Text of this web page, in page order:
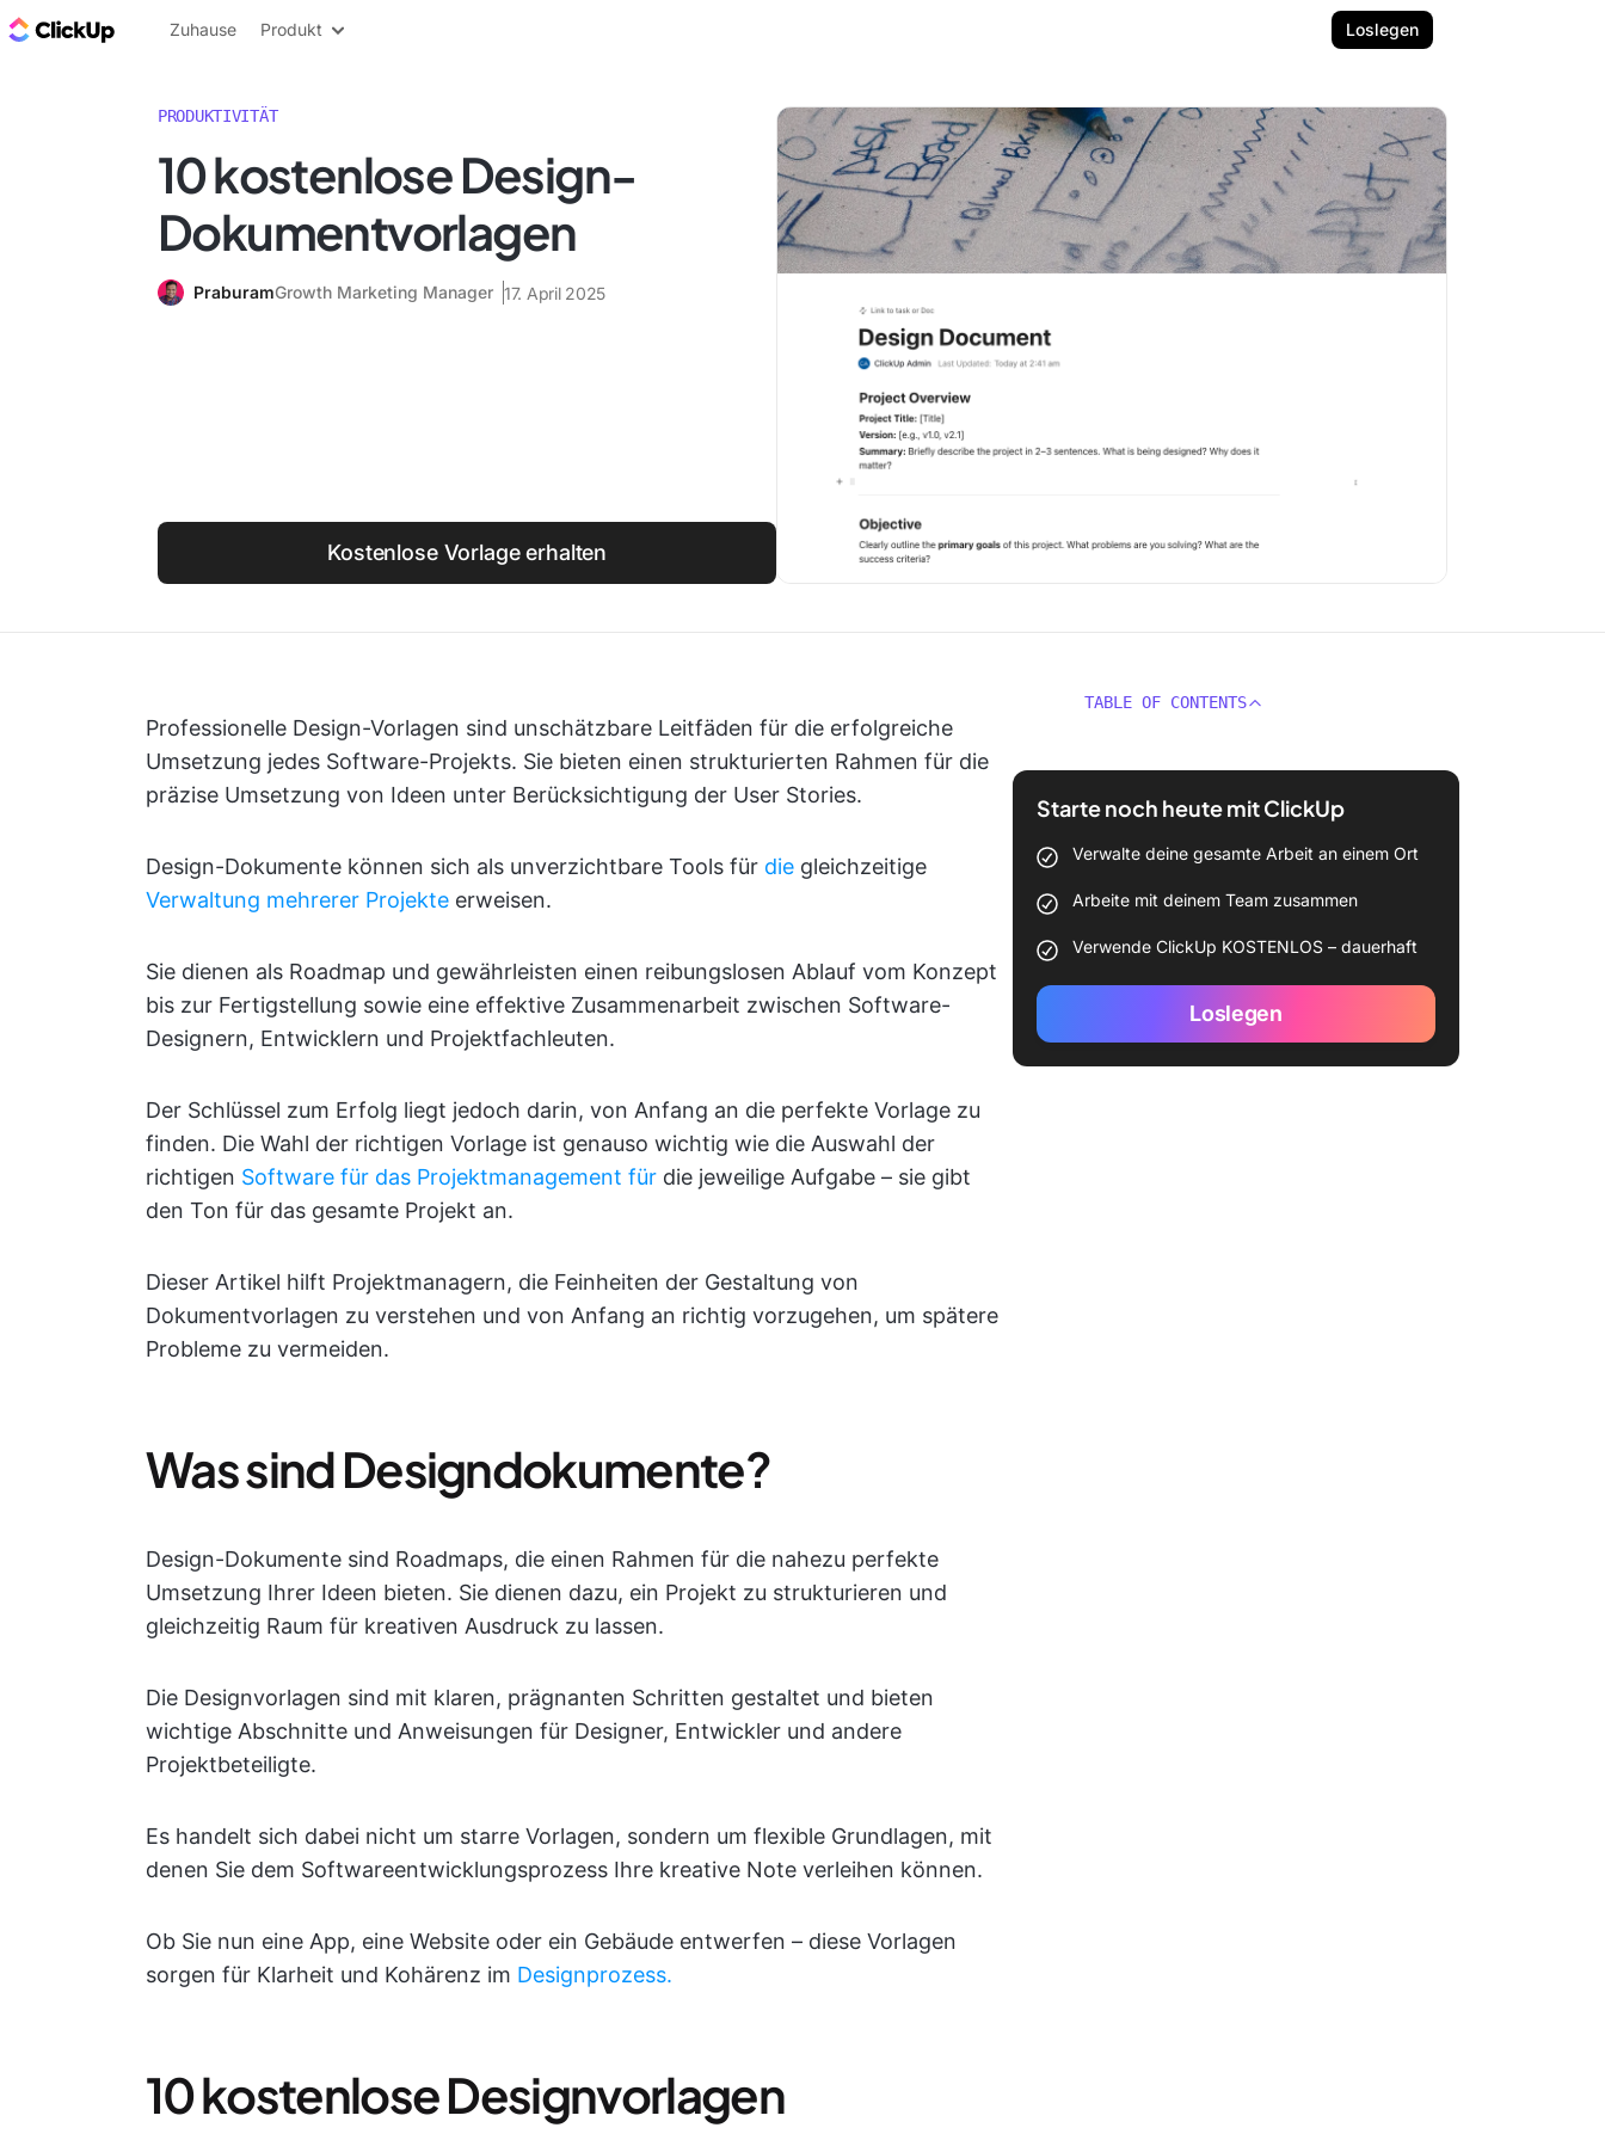
ClickUp Blog
Zuhause Produkt Loslegen
PRODUKTIVITÄT
10 kostenlose Design-
Dokumentvorlagen
PraburamGrowth Marketing Manager 17. April 2025
Kostenlose Vorlage erhalten
Professionelle Design-Vorlagen sind unschätzbare Leitfäden für die erfolgreiche
Umsetzung jedes Software-Projekts. Sie bieten einen strukturierten Rahmen für die
präzise Umsetzung von Ideen unter Berücksichtigung der User Stories.
Design-Dokumente können sich als unverzichtbare Tools für die gleichzeitige
Verwaltung mehrerer Projekte erweisen.
Sie dienen als Roadmap und gewährleisten einen reibungslosen Ablauf vom Konzept
bis zur Fertigstellung sowie eine effektive Zusammenarbeit zwischen Software-
Designern, Entwicklern und Projektfachleuten.
Der Schlüssel zum Erfolg liegt jedoch darin, von Anfang an die perfekte Vorlage zu
finden. Die Wahl der richtigen Vorlage ist genauso wichtig wie die Auswahl der
richtigen Software für das Projektmanagement für die jeweilige Aufgabe – sie gibt
den Ton für das gesamte Projekt an.
Dieser Artikel hilft Projektmanagern, die Feinheiten der Gestaltung von
Dokumentvorlagen zu verstehen und von Anfang an richtig vorzugehen, um spätere
Probleme zu vermeiden.
Was sind Designdokumente?
Design-Dokumente sind Roadmaps, die einen Rahmen für die nahezu perfekte
Umsetzung Ihrer Ideen bieten. Sie dienen dazu, ein Projekt zu strukturieren und
gleichzeitig Raum für kreativen Ausdruck zu lassen.
Die Designvorlagen sind mit klaren, prägnanten Schritten gestaltet und bieten
wichtige Abschnitte und Anweisungen für Designer, Entwickler und andere
Projektbeteiligte.
Es handelt sich dabei nicht um starre Vorlagen, sondern um flexible Grundlagen, mit
denen Sie dem Softwareentwicklungsprozess Ihre kreative Note verleihen können.
Ob Sie nun eine App, eine Website oder ein Gebäude entwerfen – diese Vorlagen
sorgen für Klarheit und Kohärenz im Designprozess.
10 kostenlose Designvorlagen
TABLE OF CONTENTS
Starte noch heute mit ClickUp
Verwalte deine gesamte Arbeit an einem Ort
Arbeite mit deinem Team zusammen
Verwende ClickUp KOSTENLOS – dauerhaft
Loslegen